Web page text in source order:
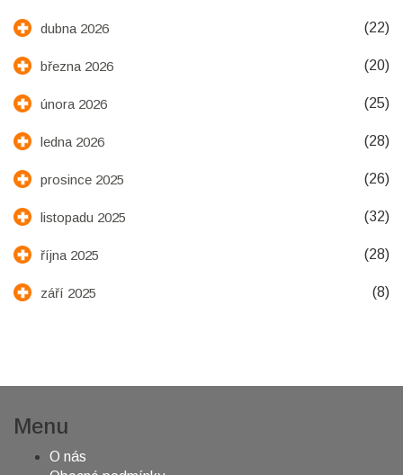
dubna 2026 (22)
března 2026 (20)
února 2026 (25)
ledna 2026 (28)
prosince 2025 (26)
listopadu 2025 (32)
října 2025 (28)
září 2025 (8)
Menu
O nás